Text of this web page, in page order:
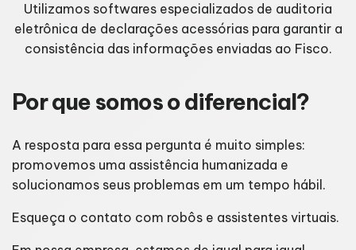
Utilizamos softwares especializados de auditoria
eletrônica de declarações acessórias para garantir a
consistência das informações enviadas ao Fisco.
Por que somos o diferencial?
A resposta para essa pergunta é muito simples:
promovemos uma assistência humanizada e
solucionamos seus problemas em um tempo hábil.
Esqueça o contato com robôs e assistentes virtuais.